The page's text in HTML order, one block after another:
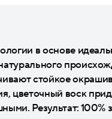
в основе
стойкое
цветочный воск
Результат: